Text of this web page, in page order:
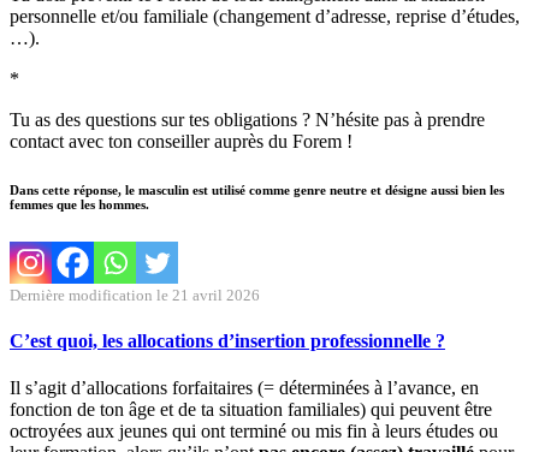
personnelle et/ou familiale (changement d’adresse, reprise d’études,
…).
*
Tu as des questions sur tes obligations ? N’hésite pas à prendre
contact avec ton conseiller auprès du Forem !
Dans cette réponse, le masculin est utilisé comme genre neutre et désigne aussi bien les
femmes que les hommes.
Dernière modification le 21 avril 2026
C’est quoi, les allocations d’insertion professionnelle ?
Il s’agit d’allocations forfaitaires (= déterminées à l’avance, en
fonction de ton âge et de ta situation familiales) qui peuvent être
octroyées aux jeunes qui ont terminé ou mis fin à leurs études ou